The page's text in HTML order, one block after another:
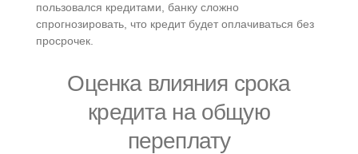
пользовался кредитами, банку сложно
спрогнозировать, что кредит будет оплачиваться без
просрочек.
Оценка влияния срока
кредита на общую
переплату